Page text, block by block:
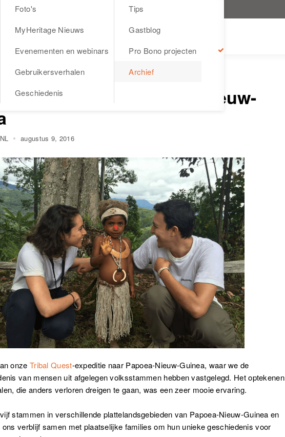
Blog
Foto's
MyHeritage Nieuws
Evenementen en webinars
Gebruikersverhalen
Geschiedenis
Tips
Gastblog
Pro Bono projecten
Archief
WEBINARS
terug uit Papoea-Nieuw-
augustus 9, 2016
onze Tribal Quest-expeditie naar Papoea-Nieuw-Guinea, waar we de
van mensen uit afgelegen volksstammen hebben vastgelegd. Het optekenen
die anders verloren dreigen te gaan, was een zeer mooie ervaring.
stammen in verschillende plattelandsgebieden van Papoea-Nieuw-Guinea en
verblijf samen met plaatselijke families om hun unieke geschiedenis voor